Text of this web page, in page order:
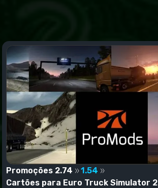
Promoções 2.74
1.54
Cartões para Euro Truck Simulator 2